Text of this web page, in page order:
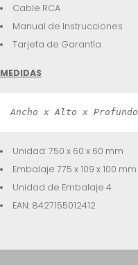
Cable RCA
Manual de Instrucciones
Tarjeta de Garantía
MEDIDAS
Ancho x Alto x Profundo
Unidad: 750 x 60 x 60 mm
Embalaje 775 x 109 x 100 mm
Unidad de Embalaje 4
EAN: 8427155012412